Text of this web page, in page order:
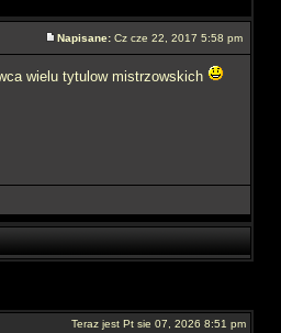
Napisane: Cz cze 22, 2017 5:58 pm
wielu tytulow mistrzowskich
Teraz jest Pt sie 07, 2026 8:51 pm